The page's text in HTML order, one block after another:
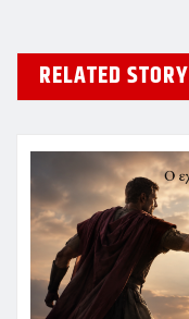
RELATED STORY